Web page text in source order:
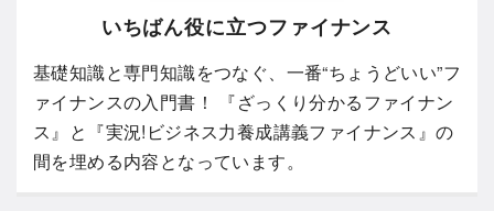
いちばん役に立つファイナンス
基礎知識と専門知識をつなぐ、一番“ちょうどいい”フ
ァイナンスの入門書！ 『ざっくり分かるファイナン
ス』と『実況!ビジネス力養成講義ファイナンス』の
間を埋める内容となっています。